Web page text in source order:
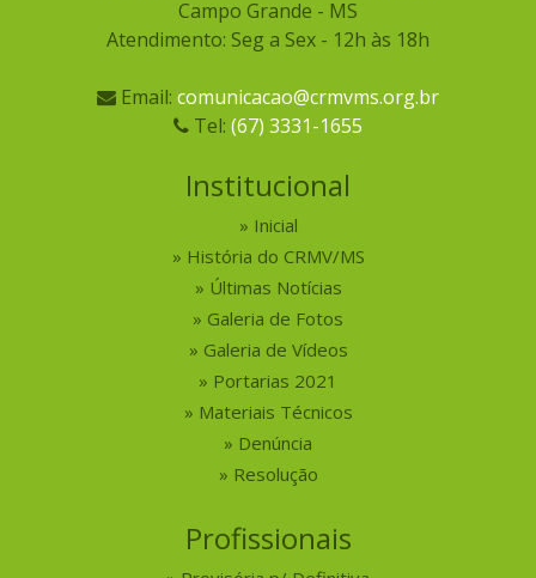
Campo Grande - MS
Atendimento: Seg a Sex - 12h às 18h
Email: comunicacao@crmvms.org.br
Tel: (67) 3331-1655
Institucional
Inicial
História do CRMV/MS
Últimas Notícias
Galeria de Fotos
Galeria de Vídeos
Portarias 2021
Materiais Técnicos
Denúncia
Resolução
Profissionais